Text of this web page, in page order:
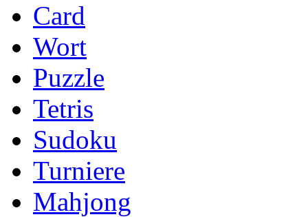
Card
Wort
Puzzle
Tetris
Sudoku
Turniere
Mahjong